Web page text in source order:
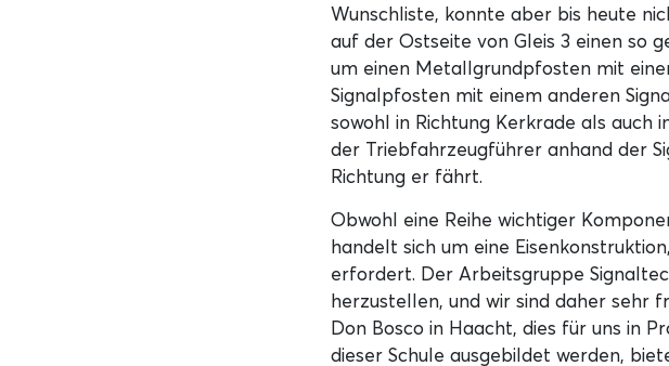
Wunschliste, konnte aber bis heute
auf der Ostseite von Gleis 3 einen so
um einen Metallgrundpfosten mit
Signalpfosten mit einem anderen
sowohl in Richtung Kerkrade als auch
der Triebfahrzeugführer anhand der
Richtung er fährt.
Obwohl eine Reihe wichtiger
handelt sich um eine
erfordert. Der Arbeitsgruppe
herzustellen, und wir sind daher sehr
Don Bosco in Haacht, dies für uns in
dieser Schule ausgebildet werden,